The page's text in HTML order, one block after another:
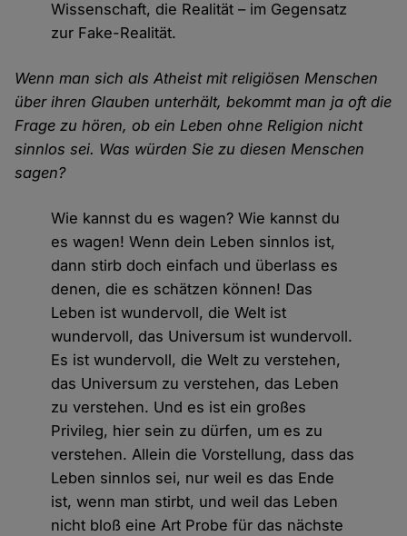
Wissenschaft, die Realität – im Gegensatz
zur Fake-Realität.
Wenn man sich als Atheist mit religiösen Menschen
über ihren Glauben unterhält, bekommt man ja oft die
Frage zu hören, ob ein Leben ohne Religion nicht
sinnlos sei. Was würden Sie zu diesen Menschen
sagen?
Wie kannst du es wagen? Wie kannst du
es wagen! Wenn dein Leben sinnlos ist,
dann stirb doch einfach und überlass es
denen, die es schätzen können! Das
Leben ist wundervoll, die Welt ist
wundervoll, das Universum ist wundervoll.
Es ist wundervoll, die Welt zu verstehen,
das Universum zu verstehen, das Leben
zu verstehen. Und es ist ein großes
Privileg, hier sein zu dürfen, um es zu
verstehen. Allein die Vorstellung, dass das
Leben sinnlos sei, nur weil es das Ende
ist, wenn man stirbt, und weil das Leben
nicht bloß eine Art Probe für das nächste